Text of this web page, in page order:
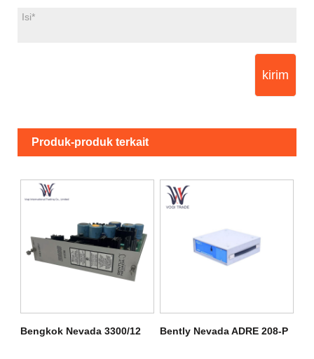
kirim
Produk-produk terkait
Bengkok Nevada 3300/12 Bently Nevada ADRE 208-P